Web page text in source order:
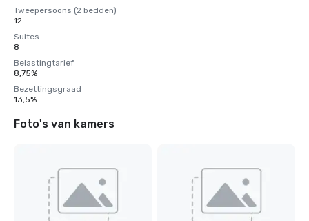
Tweepersoons (2 bedden)
12
Suites
8
Belastingtarief
8,75%
Bezettingsgraad
13,5%
Foto's van kamers